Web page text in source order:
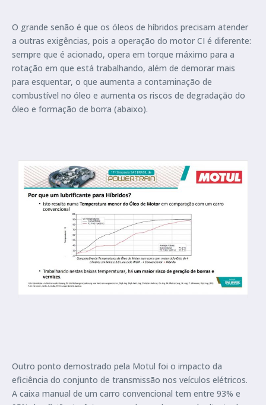
O grande senão é que os óleos de híbridos precisam atender
a outras exigências, pois a operação do motor CI é diferente:
sempre que é acionado, opera em torque máximo para a
rotação em que está trabalhando, além de demorar mais
para esquentar, o que aumenta a contaminação de
combustível no óleo e aumenta os riscos de degradação do
óleo e formação de borra (abaixo).
Outro ponto demostrado pela Motul foi o impacto da
eficiência do conjunto de transmissão nos veículos elétricos.
A caixa manual de um carro convencional tem entre 93% e